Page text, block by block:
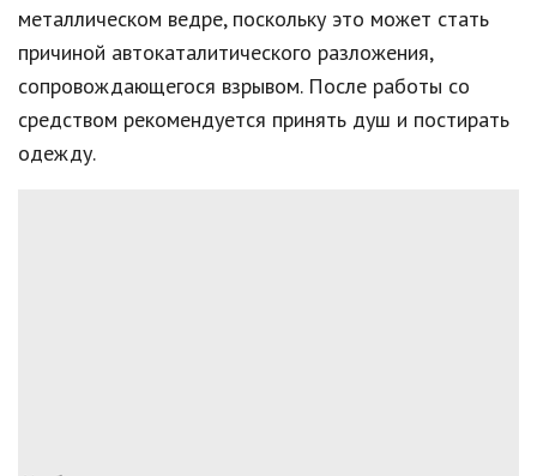
металлическом ведре, поскольку это может стать
причиной автокаталитического разложения,
сопровождающегося взрывом. После работы со
средством рекомендуется принять душ и постирать
одежду.